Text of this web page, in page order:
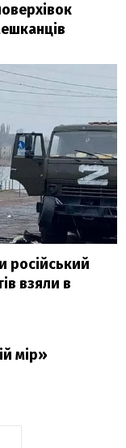
російський
взяли в
мір»